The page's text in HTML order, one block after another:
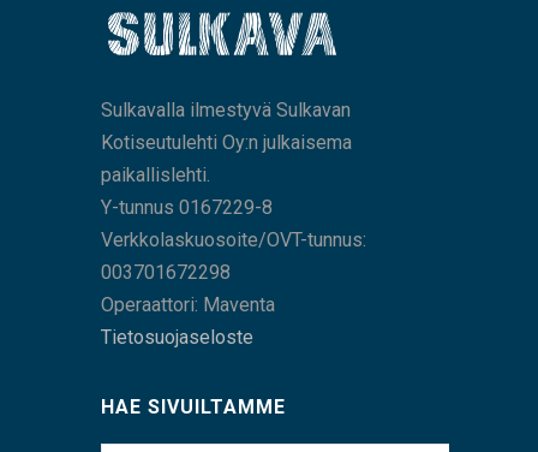
Sulkavalla ilmestyvä Sulkavan
Kotiseutulehti Oy:n julkaisema
paikallislehti.
Y-tunnus 0167229-8
Verkkolaskuosoite/OVT-tunnus:
003701672298
Operaattori: Maventa
Tietosuojaseloste
HAE SIVUILTAMME